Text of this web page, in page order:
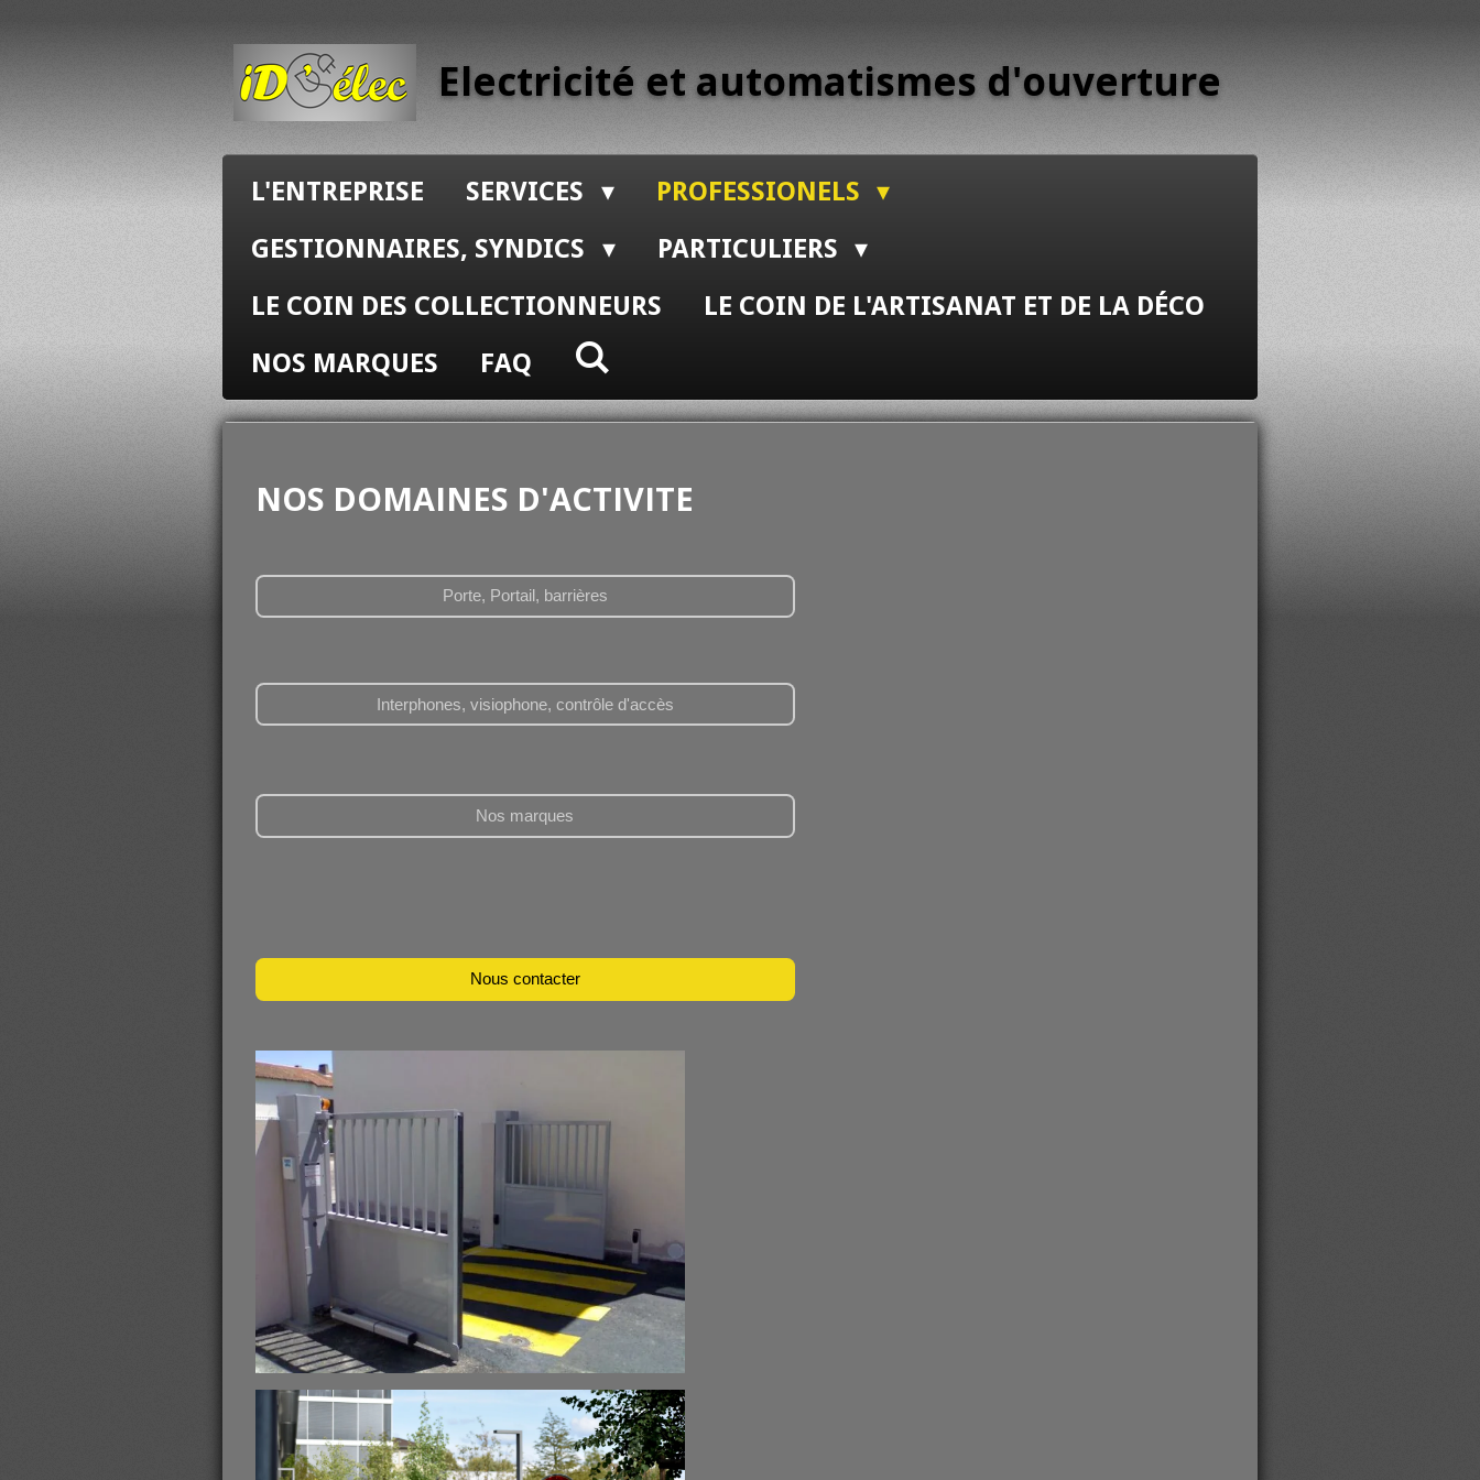
Electricité et automatismes d'ouverture
L'ENTREPRISE SERVICES
PROFESSIONELS
GESTIONNAIRES, SYNDICS
PARTICULIERS
LE COIN DES COLLECTIONNEURS
LE COIN DE L'ARTISANAT ET DE LA DÉCO
NOS MARQUES
FAQ
NOS DOMAINES D'ACTIVITE
Porte, Portail, barrières
Interphones, visiophone, contrôle d'accès
Nos marques
Nous contacter